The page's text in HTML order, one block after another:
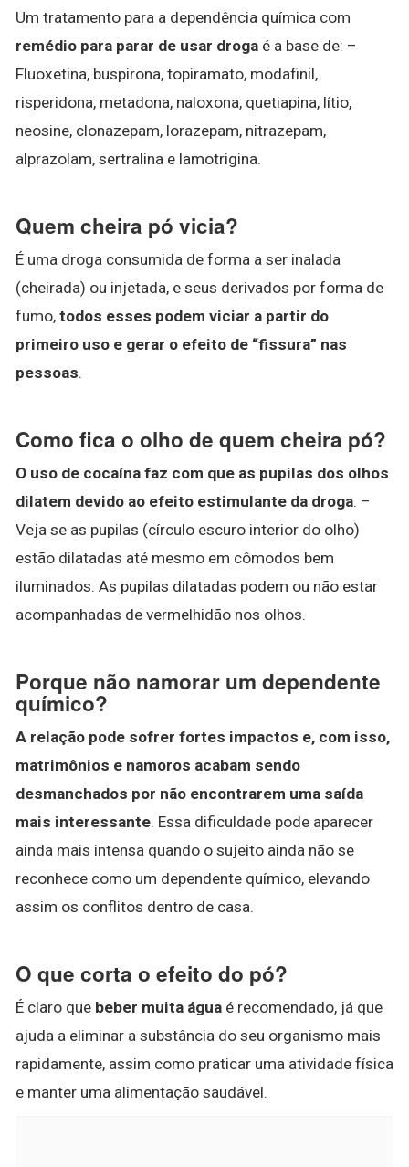
Um tratamento para a dependência química com
remédio para parar de usar droga é a base de: –
Fluoxetina, buspirona, topiramato, modafinil,
risperidona, metadona, naloxona, quetiapina, lítio,
neosine, clonazepam, lorazepam, nitrazepam,
alprazolam, sertralina e lamotrigina.
Quem cheira pó vicia?
É uma droga consumida de forma a ser inalada
(cheirada) ou injetada, e seus derivados por forma de
fumo, todos esses podem viciar a partir do
primeiro uso e gerar o efeito de “fissura” nas
pessoas.
Como fica o olho de quem cheira pó?
O uso de cocaína faz com que as pupilas dos olhos
dilatem devido ao efeito estimulante da droga. –
Veja se as pupilas (círculo escuro interior do olho)
estão dilatadas até mesmo em cômodos bem
iluminados. As pupilas dilatadas podem ou não estar
acompanhadas de vermelhidão nos olhos.
Porque não namorar um dependente
químico?
A relação pode sofrer fortes impactos e, com isso,
matrimônios e namoros acabam sendo
desmanchados por não encontrarem uma saída
mais interessante. Essa dificuldade pode aparecer
ainda mais intensa quando o sujeito ainda não se
reconhece como um dependente químico, elevando
assim os conflitos dentro de casa.
O que corta o efeito do pó?
É claro que beber muita água é recomendado, já que
ajuda a eliminar a substância do seu organismo mais
rapidamente, assim como praticar uma atividade física
e manter uma alimentação saudável.